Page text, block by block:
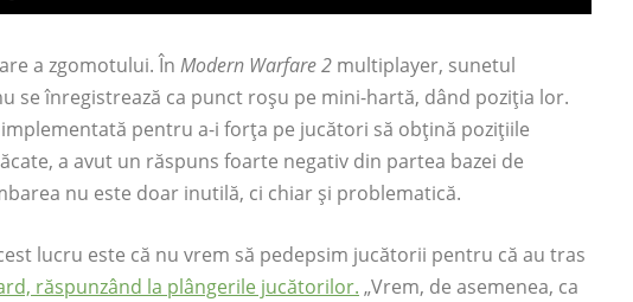
a zgomotului. În Modern Warfare 2 multiplayer, sunetul
se înregistrează ca punct roșu pe mini-hartă, dând poziția lor.
pentru a-i forța pe jucători să obțină pozițiile
a avut un răspuns foarte negativ din partea bazei de
nu este doar inutilă, ci chiar și problematică.
lucru este că nu vrem să pedepsim jucătorii pentru că au tras
răspunzând la plângerile jucătorilor. „Vrem, de asemenea, ca